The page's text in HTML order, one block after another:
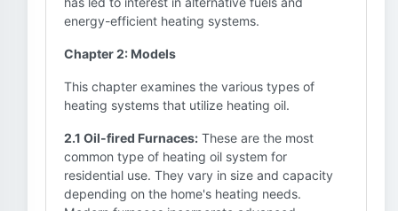
energy-efficient heating systems.
Chapter 2: Models
This chapter examines the various types of
heating systems that utilize heating oil.
2.1 Oil-fired Furnaces: These are the most
common type of heating oil system for
residential use. They vary in size and capacity
depending on the home's heating needs.